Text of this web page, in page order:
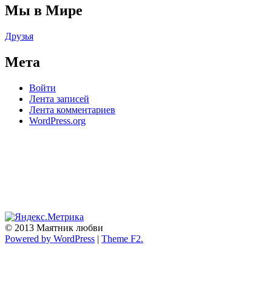
Мы в Мире
Друзья
Мета
Войти
Лента записей
Лента комментариев
WordPress.org
© 2013 Маятник любви
Powered by WordPress | Theme F2.